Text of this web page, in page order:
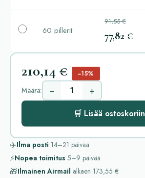
60 pillerit
91,55 €
77,82 €
210,14 € −15%
Määrä: − +
🛒 Lisää ostoskoriin
✈️Ilma posti 14–21 päivää
⚡Nopea toimitus 5–9 päivää
🎁Ilmainen Airmail alkaen 173,55 €